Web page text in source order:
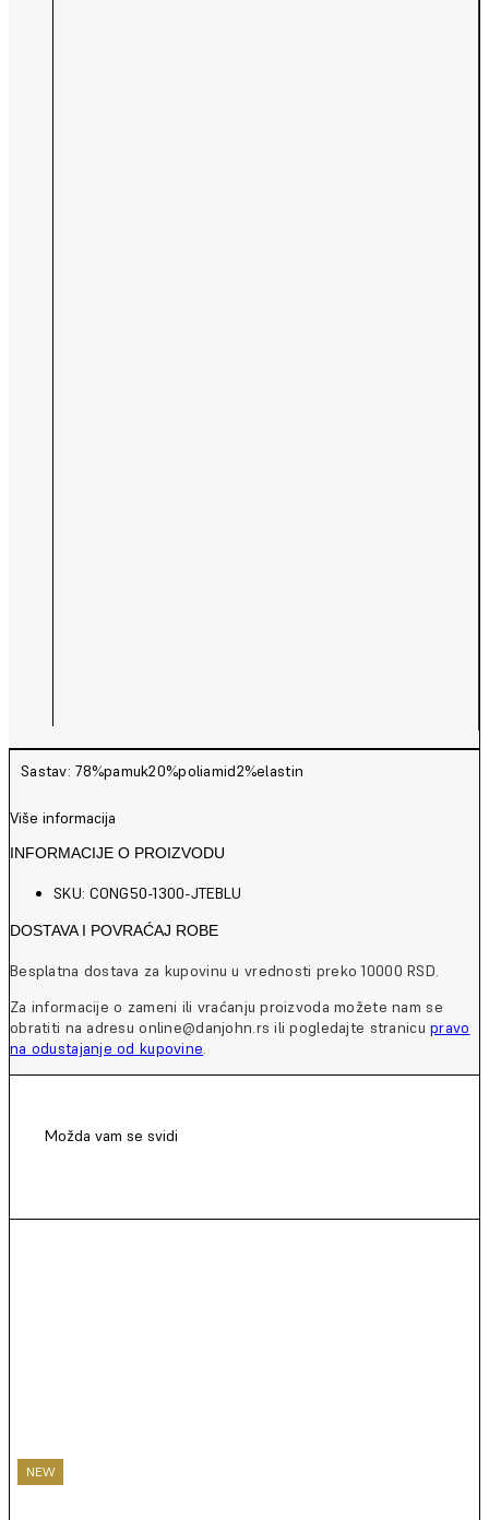
Sastav: 78%pamuk20%poliamid2%elastin
Više informacija
INFORMACIJE O PROIZVODU
SKU: CONG50-1300-JTEBLU
DOSTAVA I POVRAĆAJ ROBE
Besplatna dostava za kupovinu u vrednosti preko 10000 RSD.
Za informacije o zameni ili vraćanju proizvoda možete nam se
obratiti na adresu online@danjohn.rs ili pogledajte stranicupravo
na odustajanje od kupovine.
Možda vam se svidi
NEW
NEW
NEW
NEW
NEW
NEW
NEW
NEW
NEW
NEW